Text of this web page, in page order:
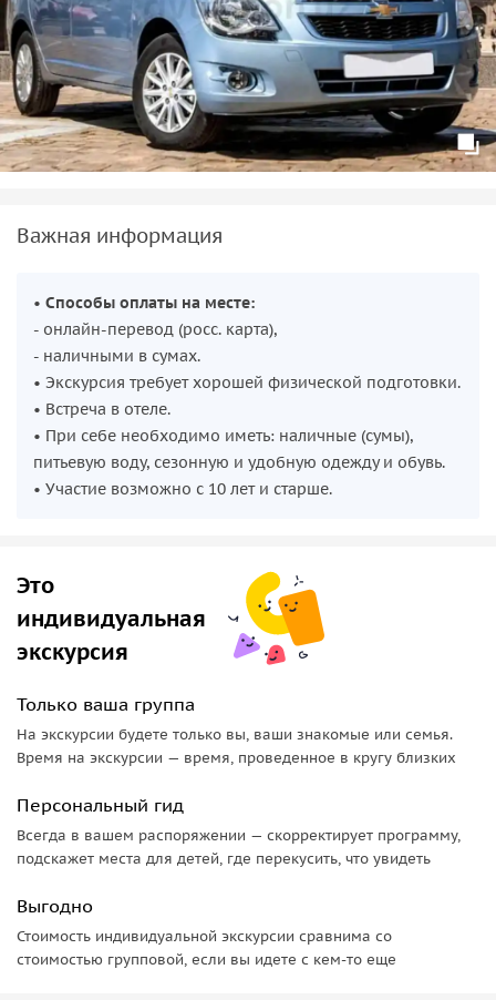
связанные с пророком, и объяснит традиции
паломничества, существующие здесь веками.
Пейзажи и финальная точка пути
До начала подъёма мы сделаем остановку на специально
оборудованнойсмотровой площадке, откуда открывается
возможность сделать потрясающие фотографии и
особую, сосредоточенную атмосферу этого святилища.
Спуск будет более лёгким, но не менее впечатляющим, так
как пейзажи открываются с новой перспективы.
Важная информация
• Способы оплаты на месте:
- онлайн-перевод (росс. карта),
- наличными в сумах.
• Экскурсия требует хорошей физической подготовки.
• Встреча в отеле.
• При себе необходимо иметь: наличные (сумы),
питьевую воду, сезонную и удобную одежду и обувь.
• Участие возможно с 10 лет и старше.
Это
индивидуальная
экскурсия
Только ваша группа
На экскурсии будете только вы, ваши знакомые или семья.
Время на экскурсии — время, проведенное в кругу близких
Персональный гид
Всегда в вашем распоряжении — скорректирует программу,
подскажет места для детей, где перекусить, что увидеть
Выгодно
Стоимость индивидуальной экскурсии сравнима со
стоимостью групповой, если вы идете с кем-то еще